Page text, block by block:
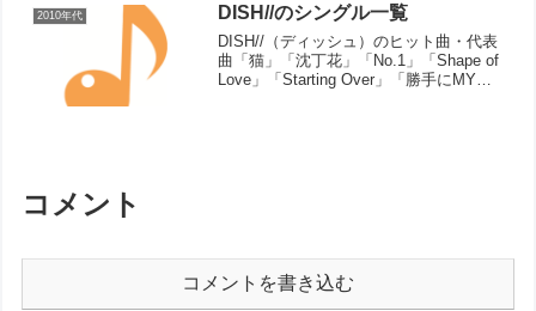
2010年代 DISH//のシングル一覧
DISH//（ディッシュ）のヒット曲・代表
曲「猫」「沈丁花」「No.1」「Shape of
Love」「Starting Over」「勝手にMY
コメント
コメントを書き込む